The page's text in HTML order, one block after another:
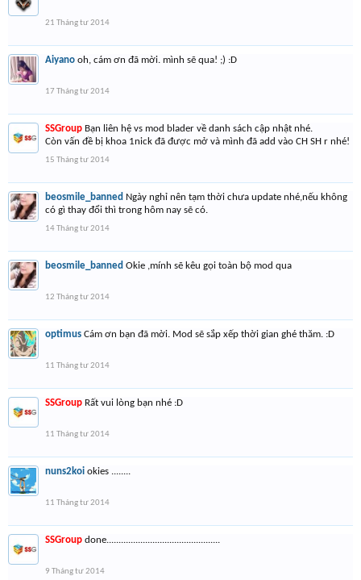
21 Tháng tư 2014
Aiyano oh, cám ơn đã mời. mình sẽ qua! ;) :D
17 Tháng tư 2014
SSGroup Bạn liên hệ vs mod blader về danh sách cập nhật nhé.
Còn vấn đề bị khoa 1nick đã được mở và mình đã add vào CH SH r nhé!
15 Tháng tư 2014
beosmile_banned Ngày nghỉ nên tạm thời chưa update nhé,nếu không
có gì thay đổi thì trong hôm nay sẽ có.
14 Tháng tư 2014
beosmile_banned Okie ,mính sẽ kêu gọi toàn bộ mod qua
12 Tháng tư 2014
optimus Cám ơn bạn đã mời. Mod sẽ sắp xếp thời gian ghé thăm. :D
11 Tháng tư 2014
SSGroup Rất vui lòng bạn nhé :D
11 Tháng tư 2014
nuns2koi okies ........
11 Tháng tư 2014
SSGroup done...............................................
9 Tháng tư 2014